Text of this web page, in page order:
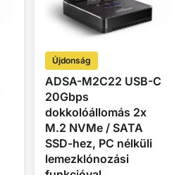
Újdonság
ADSA-M2C22 USB-C
20Gbps
dokkolóállomás 2x
M.2 NVMe / SATA
SSD-hez, PC nélküli
lemezklónozási